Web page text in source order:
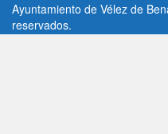
Ayuntamiento de Vélez de
reservados.